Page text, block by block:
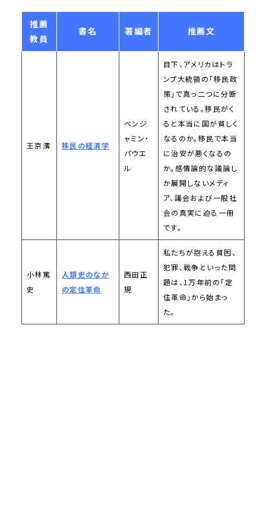
推薦
教員
書名 著編者 推薦文
王京濱 移民の経済学
ベンジ
ャミン・
パウエ
ル
目下、アメリカはトラ
ンプ大統領の「移民政
策」で真っ二つに分断
されている。移民がく
ると本当に国が貧しく
なるのか。移民で本当
に治安が悪くなるの
か。感情論的な議論し
か展開しないメディ
ア、議会および一般社
会の真実に迫る一冊
です。
小林篤
史
人類史のなか
の定住革命
西田正
規
私たちが抱える貧困、
犯罪、戦争といった問
題は、1万年前の「定
住革命」から始まっ
た。